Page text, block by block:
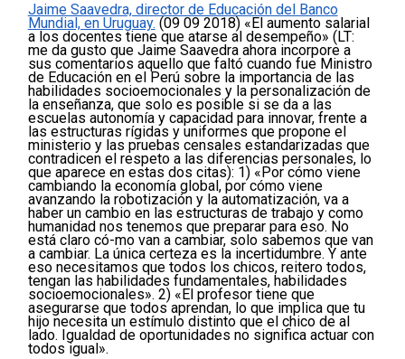
Jaime Saavedra, director de Educación del Banco
Mundial, en Uruguay. (09 09 2018) «El aumento salarial
a los docentes tiene que atarse al desempeño» (LT:
me da gusto que Jaime Saavedra ahora incorpore a
sus comentarios aquello que faltó cuando fue Ministro
de Educación en el Perú sobre la importancia de las
habilidades socioemocionales y la personalización de
la enseñanza, que solo es posible si se da a las
escuelas autonomía y capacidad para innovar, frente a
las estructuras rígidas y uniformes que propone el
ministerio y las pruebas censales estandarizadas que
contradicen el respeto a las diferencias personales, lo
que aparece en estas dos citas): 1) «Por cómo viene
cambiando la economía global, por cómo viene
avanzando la robotización y la automatización, va a
haber un cambio en las estructuras de trabajo y como
humanidad nos tenemos que preparar para eso. No
está claro có-mo van a cambiar, solo sabemos que van
a cambiar. La única certeza es la incertidumbre. Y ante
eso necesitamos que todos los chicos, reitero todos,
tengan las habilidades fundamentales, habilidades
socioemocionales». 2) «El profesor tiene que
asegurarse que todos aprendan, lo que implica que tu
hijo necesita un estímulo distinto que el chico de al
lado. Igualdad de oportunidades no significa actuar con
todos igual».